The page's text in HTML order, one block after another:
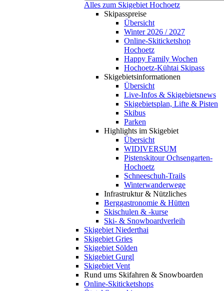
Alles zum Skigebiet Hochoetz
Skipasspreise
Übersicht
Winter 2026 / 2027
Online-Skiticketshop
Hochoetz
Happy Family Wochen
Hochoetz-Kühtai Skipass
Skigebietsinformationen
Übersicht
Live-Infos & Skigebietsnews
Skigebietsplan, Lifte & Pisten
Skibus
Parken
Highlights im Skigebiet
Übersicht
WIDIVERSUM
Pistenskitour Ochsengarten-
Hochoetz
Schneeschuh-Trails
Winterwanderwege
Infrastruktur & Nützliches
Berggastronomie & Hütten
Skischulen & -kurse
Ski- & Snowboardverleih
Skigebiet Niederthai
Skigebiet Gries
Skigebiet Sölden
Skigebiet Gurgl
Skigebiet Vent
Rund ums Skifahren & Snowboarden
Online-Skiticketshops